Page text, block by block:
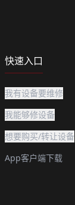
快速入口
我有设备要维修
我能够修设备
想要购买/转让设备
App客户端下载